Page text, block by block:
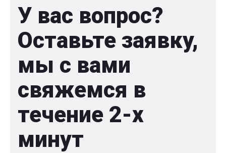
У вас вопрос?
Оставьте заявку,
мы с вами
свяжемся в
течение 2-x
минут